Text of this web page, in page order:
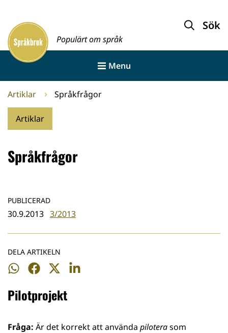
innehållet
Framsida
Populärt om språk
Sök
Menu
Artiklar Språkfrågor
Artiklar
Språkfrågor
PUBLICERAD
30.9.2013 3/2013
DELA ARTIKELN
Dela
WhatsApp
Dela
Facebook
Dela
Twitter
Dela
Pilotprojekt
Fråga: Är det korrekt att använda piloterasom